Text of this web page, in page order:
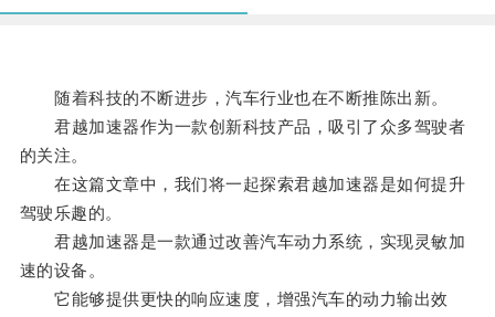
随着科技的不断进步，汽车行业也在不断推陈出新。
君越加速器作为一款创新科技产品，吸引了众多驾驶者
的关注。
在这篇文章中，我们将一起探索君越加速器是如何提升
驾驶乐趣的。
君越加速器是一款通过改善汽车动力系统，实现灵敏加
速的设备。
它能够提供更快的响应速度，增强汽车的动力输出效